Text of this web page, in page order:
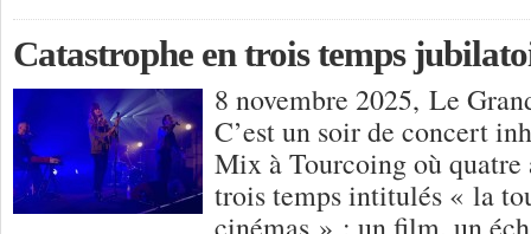
Catastrophe en trois temps
8 novembre 2025, Le
C’est un soir de concert
Mix à Tourcoing où quatre
trois temps intitulés « la